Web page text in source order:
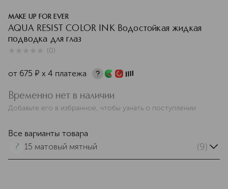
MAKE UP FOR EVER
AQUA RESIST COLOR INK Водостойкая жидкая
подводка для глаз
(0)
от 675 ¤ х 4 платежа
Временно нет в наличии
Добавьте его в избранное, чтобы узнать о поступлении
Все варианты товара
15 матовый мятный
(9)